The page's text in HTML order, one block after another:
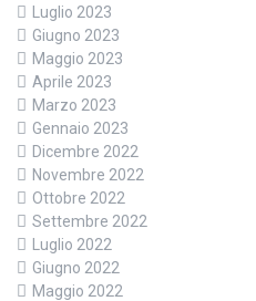
Luglio 2023
Giugno 2023
Maggio 2023
Aprile 2023
Marzo 2023
Gennaio 2023
Dicembre 2022
Novembre 2022
Ottobre 2022
Settembre 2022
Luglio 2022
Giugno 2022
Maggio 2022